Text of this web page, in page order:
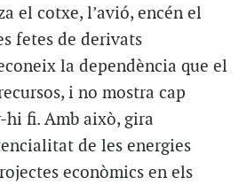
el cotxe, l’avió, encén el
fetes de derivats
la dependència que el
i no mostra cap
fi. Amb això, gira
de les energies
econòmics en els